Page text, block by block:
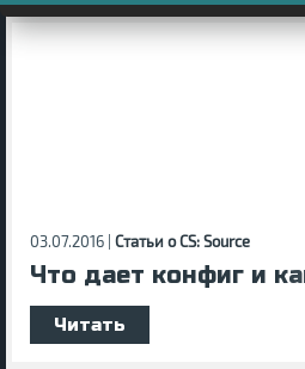
03.07.2016 | Статьи о CS: Source
Что дает конфиг и
Читать